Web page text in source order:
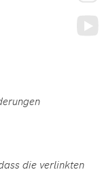
die verlinkten